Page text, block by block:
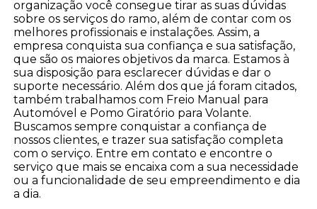
organização você consegue tirar as suas dúvidas
sobre os serviços do ramo, além de contar com os
melhores profissionais e instalações. Assim, a
empresa conquista sua confiança e sua satisfação,
que são os maiores objetivos da marca. Estamos à
sua disposição para esclarecer dúvidas e dar o
suporte necessário. Além dos que já foram citados,
também trabalhamos com Freio Manual para
Automóvel e Pomo Giratório para Volante.
Buscamos sempre conquistar a confiança de
nossos clientes, e trazer sua satisfação completa
com o serviço. Entre em contato e encontre o
serviço que mais se encaixa com a sua necessidade
ou a funcionalidade de seu empreendimento e dia
a dia.